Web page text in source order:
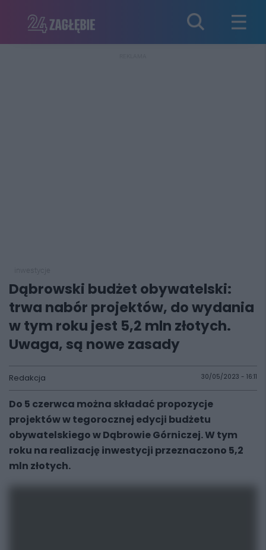
Dąbrowski budżet obywatelski:
trwa nabór projektów, do wydania
w tym roku jest 5,2 mln złotych.
Uwaga, są nowe zasady
Redakcja 30/05/2023 - 16:11
Do 5 czerwca można składać propozycje
projektów w tegorocznej edycji budżetu
obywatelskiego w Dąbrowie Górniczej. W tym
roku na realizację inwestycji przeznaczono 5,2
mln złotych.